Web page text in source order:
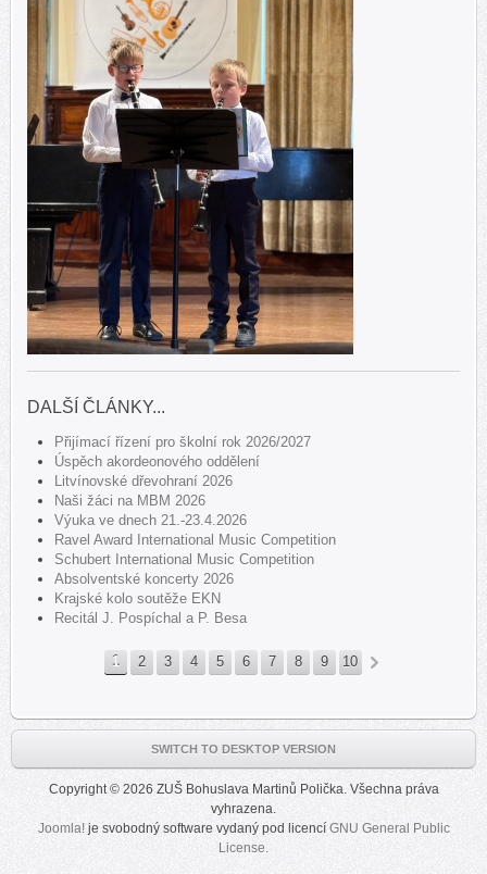
DALŠÍ ČLÁNKY...
Přijímací řízení pro školní rok 2026/2027
Úspěch akordeonového oddělení
Litvínovské dřevohraní 2026
Naši žáci na MBM 2026
Výuka ve dnech 21.-23.4.2026
Ravel Award International Music Competition
Schubert International Music Competition
Absolventské koncerty 2026
Krajské kolo soutěže EKN
Recitál J. Pospíchal a P. Besa
1 2 3 4 5 6 7 8 9 10
SWITCH TO DESKTOP VERSION
Copyright © 2026 ZUŠ Bohuslava Martinů Polička. Všechna práva
vyhrazena.
Joomla!je svobodný software vydaný pod licencí GNU General Public
License.